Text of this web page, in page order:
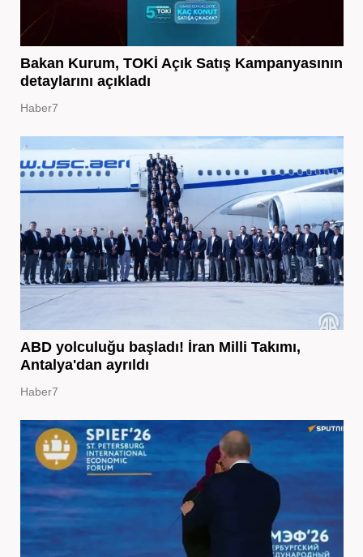
Bakan Kurum, TOKİ Açık Satış Kampanyasının
detaylarını açıkladı
Haber7
ABD yolculuğu başladı! İran Milli Takımı,
Antalya'dan ayrıldı
Haber7